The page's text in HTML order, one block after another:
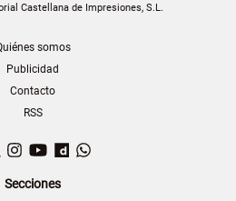
Castellana de Impresiones, S.L.
somos
Publicidad
Contacto
RSS
TwitterInstagram
YouTubeDailymotion
Secciones